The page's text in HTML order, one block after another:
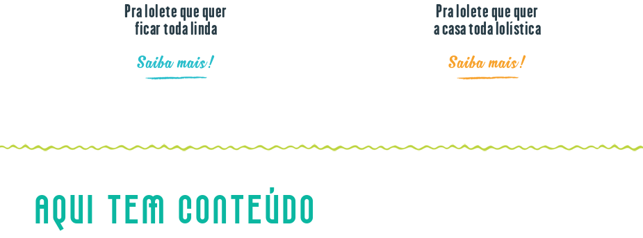
Pra lolete que quer
ficar toda linda
Saiba mais!
Pra lolete que quer
a casa toda lolística
Saiba mais!
AQUI TEM CONTEÚDO